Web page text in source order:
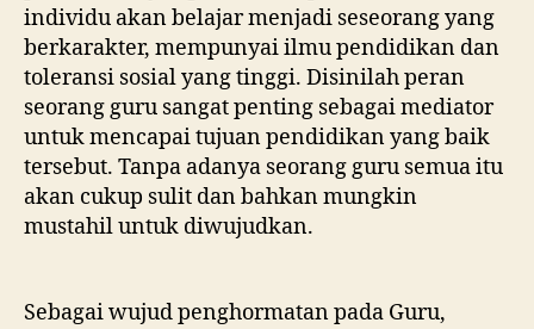
individu akan belajar menjadi seseorang yang
berkarakter, mempunyai ilmu pendidikan dan
toleransi sosial yang tinggi. Disinilah peran
seorang guru sangat penting sebagai mediator
untuk mencapai tujuan pendidikan yang baik
tersebut. Tanpa adanya seorang guru semua itu
akan cukup sulit dan bahkan mungkin
mustahil untuk diwujudkan.
Sebagai wujud penghormatan pada Guru,